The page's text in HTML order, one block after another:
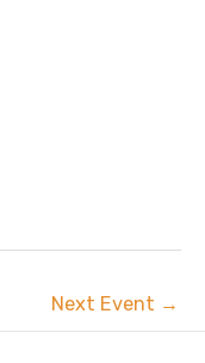
Next Event →